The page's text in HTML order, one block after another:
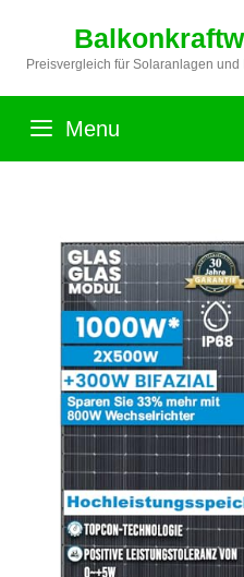
springen
Preisvergleich für Solaranlagen
Menu